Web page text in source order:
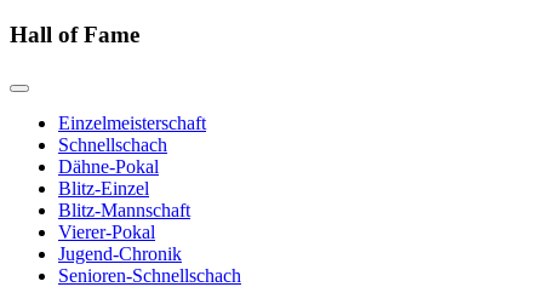
Hall of Fame
Einzelmeisterschaft
Schnellschach
Dähne-Pokal
Blitz-Einzel
Blitz-Mannschaft
Vierer-Pokal
Jugend-Chronik
Senioren-Schnellschach